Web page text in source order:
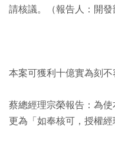
請核議。（報告人：開發
本案可獲利十億實為刻
蔡總經理宗榮報告：為
更為「如奉核可，授權經